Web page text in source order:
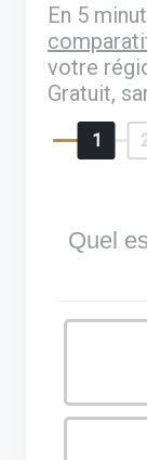
En 5
votre
Gratuit,
1
Quel